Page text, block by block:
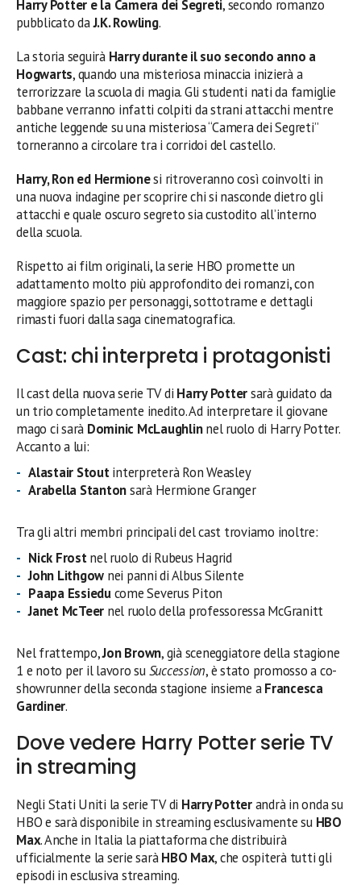
Harry Potter e la Camera dei Segreti, secondo romanzo
pubblicato daJ.K. Rowling.
La storia seguirà Harry durante il suo secondo anno a
Hogwarts, quando una misteriosa minaccia inizierà a
terrorizzare la scuola di magia. Gli studenti nati da famiglie
babbane verranno infatti colpiti da strani attacchi mentre
antiche leggende su una misteriosa “Camera dei Segreti”
torneranno a circolare tra i corridoi del castello.
Harry, Ron ed Hermionesi ritroveranno così coinvolti in
una nuova indagine per scoprire chi si nasconde dietro gli
attacchi e quale oscuro segreto sia custodito all’interno
della scuola.
Rispetto ai film originali, la serie HBO promette un
adattamento molto più approfondito dei romanzi, con
maggiore spazio per personaggi, sottotrame e dettagli
rimasti fuori dalla saga cinematografica.
Cast: chi interpreta i protagonisti
Il cast della nuova serie TV di Harry Pottersarà guidato da
un trio completamente inedito. Ad interpretare il giovane
mago ci sarà Dominic McLaughlinnel ruolo di Harry Potter.
Accanto a lui:
Alastair Stoutinterpreterà Ron Weasley
Arabella Stantonsarà Hermione Granger
Tra gli altri membri principali del cast troviamo inoltre:
Nick Frostnel ruolo di Rubeus Hagrid
John Lithgow nei panni di Albus Silente
Paapa Essieducome Severus Piton
Janet McTeer nel ruolo della professoressa McGranitt
Nel frattempo,Jon Brown, già sceneggiatore della stagione
1 e noto per il lavoro suSuccession, è stato promosso a co-
showrunner della seconda stagione insieme aFrancesca
Gardiner.
Dove vedere Harry Potter serie TV
in streaming
Negli Stati Uniti la serie TV di Harry Potterandrà in onda su
HBO e sarà disponibile in streaming esclusivamente su HBO
Max. Anche in Italia la piattaforma che distribuirà
ufficialmente la serie saràHBO Max, che ospiterà tutti gli
episodi in esclusiva streaming.